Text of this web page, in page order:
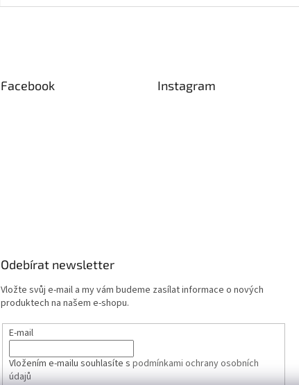
Facebook Instagram
Odebírat newsletter
Vložte svůj e-mail a my vám budeme zasílat informace o nových
produktech na našem e-shopu.
E-mail
Vložením e-mailu souhlasíte s podmínkami ochrany osobních
údajů